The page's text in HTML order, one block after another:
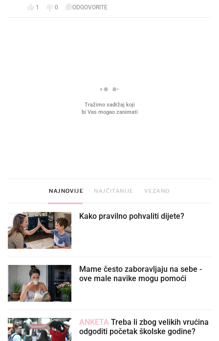
1 0 ODGOVORITE
NAJNOVIJE NAJČITANIJE VEZANO
Kako pravilno pohvaliti dijete?
Mame često zaboravljaju na sebe -
ove male navike mogu pomoći
ANKETA
odgoditi početak školske godine?